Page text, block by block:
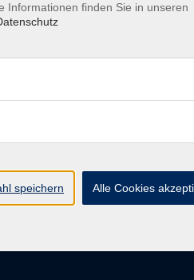
roth.de
4749 0
Informationen finden Sie in unseren
speichern Alle Cookies